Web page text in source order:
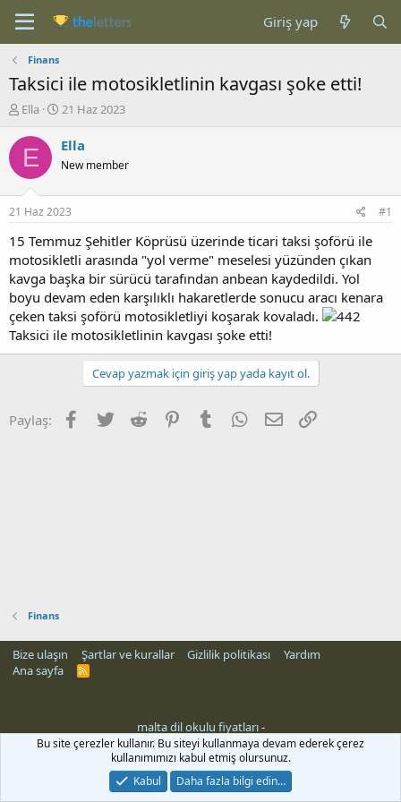
Giriş yap
Finans
Taksici ile motosikletlinin kavgası şoke etti!
K
n
b
u
u
b
a
l
a
t
a
n
Ella
B
ş
a
g
ı
ç
t
a
r
i
h
i
21 Haz 2023
E Ella
New member
21 Haz 2023 #1
15 Temmuz Şehitler Köprüsü üzerinde ticari taksi şoförü ile
motosikletli arasında "yol verme" meselesi yüzünden çıkan
kavga başka bir sürücü tarafından anbean kaydedildi. Yol
boyu devam eden karşılıklı hakaretlerde sonucu aracı kenara
çeken taksi şoförü motosikletliyi koşarak kovaladı.
Taksici ile motosikletlinin kavgası şoke etti!
Cevap yazmak için giriş yap yada kayıt ol.
Paylaş: Facebook
Twitter Reddit PinterestTumblr WhatsApp
E-posta
Finans
Bize ulaşın Şartlar ve kurallar Gizlilik politikası
Yardım
Ana sayfa
R
malta dil okulu fiyatları-
Bu site çerezler kullanır. Bu siteyi kullanmaya devam ederek çerez
kullanımımızı kabul etmiş olursunuz.
Kabul
Daha fazla bilgi edin…